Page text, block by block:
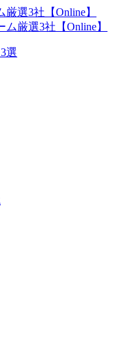
選3社【Online】
選